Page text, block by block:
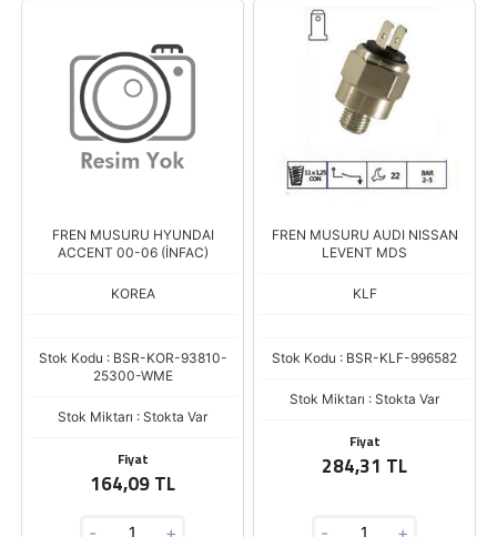
FREN MUSURU HYUNDAI
ACCENT 00-06 (İNFAC)
KOREA
Stok Kodu : BSR-KOR-93810-
25300-WME
Stok Miktarı : Stokta Var
Fiyat
164,09 TL
- +
FREN MUSURU AUDI NISSAN
LEVENT MDS
KLF
Stok Kodu : BSR-KLF-996582
Stok Miktarı : Stokta Var
Fiyat
284,31 TL
- +